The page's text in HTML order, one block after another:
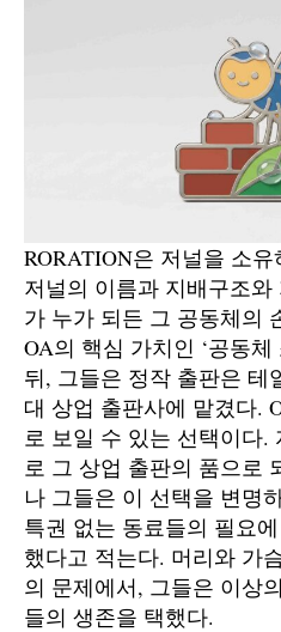
RORATION은 저널을 소
저널의 이름과 지배구조
가 누가 되든 그 공동체의
OA의 핵심 가치인 ‘공동
뒤, 그들은 정작 출판은 테
대 상업 출판사에 맡겼다.
로 보일 수 있는 선택이다
로 그 상업 출판의 품으로
나 그들은 이 선택을 변명
특권 없는 동료들의 필요
했다고 적는다. 머리와 가
의 문제에서, 그들은 이상
들의 생존을 택했다.